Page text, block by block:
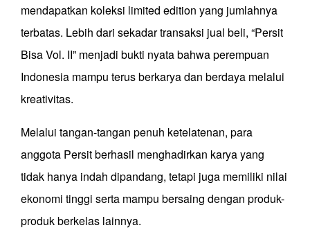
mendapatkan koleksi limited edition yang jumlahnya
terbatas. Lebih dari sekadar transaksi jual beli, “Persit
Bisa Vol. II” menjadi bukti nyata bahwa perempuan
Indonesia mampu terus berkarya dan berdaya melalui
kreativitas.
Melalui tangan-tangan penuh ketelatenan, para
anggota Persit berhasil menghadirkan karya yang
tidak hanya indah dipandang, tetapi juga memiliki nilai
ekonomi tinggi serta mampu bersaing dengan produk-
produk berkelas lainnya.